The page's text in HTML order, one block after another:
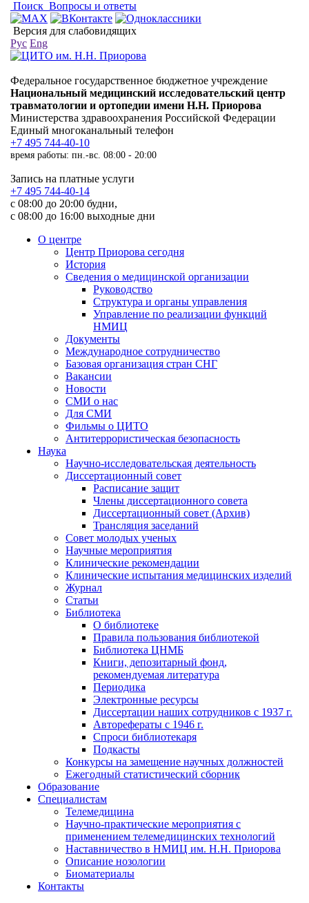
Поиск Вопросы и ответы
Версия для слабовидящих
Рус Eng
Федеральное государственное бюджетное учреждение
Национальный медицинский исследовательский центр
травматологии и ортопедии имени Н.Н. Приорова
Министерства здравоохранения Российской Федерации
Единый многоканальный телефон
+7 495 744-40-10
время работы: пн.-вс. 08:00 - 20:00
Запись на платные услуги
+7 495 744-40-14
с 08:00 до 20:00 будни,
с 08:00 до 16:00 выходные дни
О центре
Центр Приорова сегодня
История
Сведения о медицинской организации
Руководство
Структура и органы управления
Управление по реализации функций
НМИЦ
Документы
Международное сотрудничество
Базовая организация стран СНГ
Вакансии
Новости
СМИ о нас
Для СМИ
Фильмы о ЦИТО
Антитеррористическая безопасность
Наука
Научно-исследовательская деятельность
Диссертационный совет
Расписание защит
Члены диссертационного совета
Диссертационный совет (Архив)
Трансляция заседаний
Совет молодых ученых
Научные мероприятия
Клинические рекомендации
Клинические испытания медицинских изделий
Журнал
Статьи
Библиотека
О библиотеке
Правила пользования библиотекой
Библиотека ЦНМБ
Книги, депозитарный фонд,
рекомендуемая литература
Периодика
Электронные ресурсы
Диссертации наших сотрудников с 1937 г.
Авторефераты с 1946 г.
Спроси библиотекаря
Подкасты
Конкурсы на замещение научных должностей
Ежегодный статистический сборник
Образование
Специалистам
Телемедицина
Научно-практические мероприятия с
применением телемедицинских технологий
Наставничество в НМИЦ им. Н.Н. Приорова
Описание нозологии
Биоматериалы
Контакты